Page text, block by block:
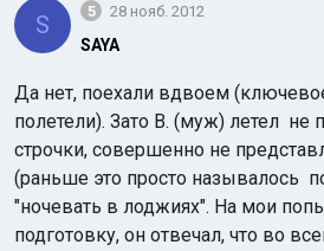
S 5 28 нояб. 2012
SAYA
Да нет, поехали вдвоем
полетели). Зато В. (муж) летел не
строчки, совершенно не
(раньше это просто называлось
"ночевать в лоджиях". На мои
подготовку, он отвечал, что во